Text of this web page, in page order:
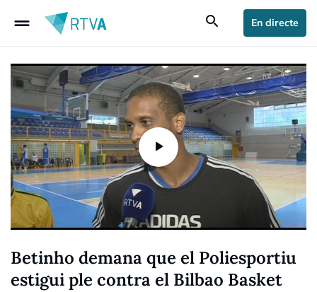
drag_handle search En directe
Betinho demana que el Poliesportiu
estigui ple contra el Bilbao Basket